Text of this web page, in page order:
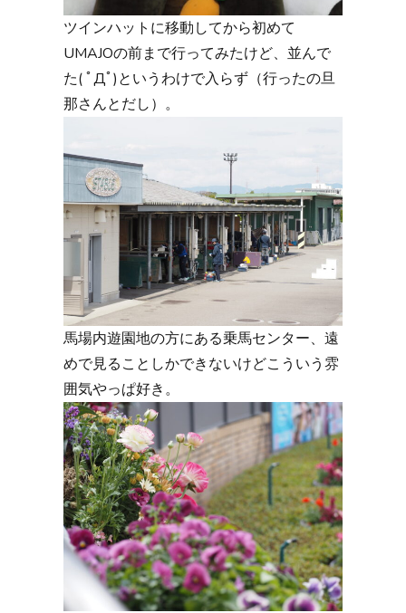
ツインハットに移動してから初めて
UMAJOの前まで行ってみたけど、並んで
た( ﾟДﾟ)というわけで入らず（行ったの旦
那さんとだし）。
馬場内遊園地の方にある乗馬センター、遠
めで見ることしかできないけどこういう雰
囲気やっぱ好き。